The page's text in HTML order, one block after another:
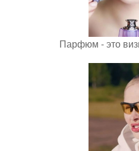
Парфюм - это